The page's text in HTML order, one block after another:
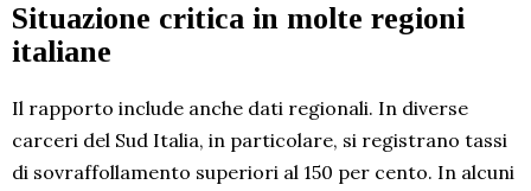
Situazione critica in molte regioni
italiane
Il rapporto include anche dati regionali. In diverse
carceri del Sud Italia, in particolare, si registrano tassi
di sovraffollamento superiori al 150 per cento. In alcuni